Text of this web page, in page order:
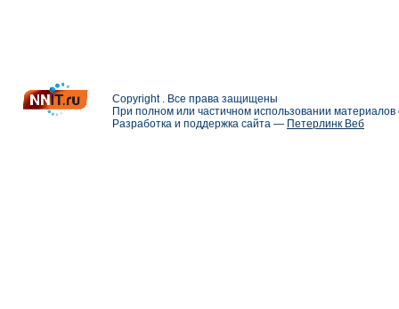
Copyright . Все права защищены
При полном или частичном использовании
Разработка и поддержка сайта — Петерлинк Веб